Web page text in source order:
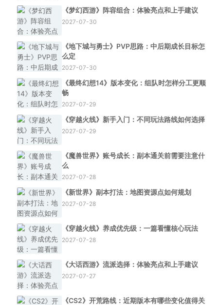
《梦幻西游》阵容组合：体验亮点和上手建议
2027-07-30
《地下城与勇士》PVP思路：中后期成长目标怎
么定
2027-07-30
《最终幻想14》版本变化：组队时怎样分工更顺
畅
2027-07-29
《穿越火线》新手入门：不同玩法路线如何选择
2027-07-29
《魔兽世界》账号成长：副本通关前需要注意什
么
2027-07-28
《新世界》副本打法：地图资源点如何规划
2027-07-28
《穿越火线》养成优先级：一篇看懂核心玩法
2027-07-28
《大话西游》流派选择：体验亮点和上手建议
2027-07-27
《CS2》开荒路线：近期版本有哪些变化值得关